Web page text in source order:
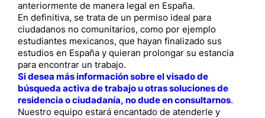
anteriormente de manera legal en España.
En definitiva, se trata de un permiso ideal para
ciudadanos no comunitarios, como por ejemplo
estudiantes mexicanos, que hayan finalizado sus
estudios en España y quieran prolongar su estancia
para encontrar un trabajo.
Si desea más información sobre el visado de
búsqueda activa de trabajo u otras soluciones de
residencia o ciudadanía, no dude en consultarnos.
Nuestro equipo estará encantado de atenderle y